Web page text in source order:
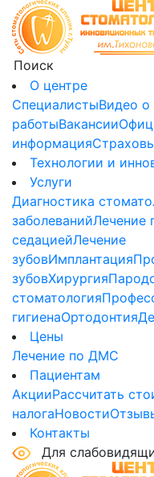
О центре
СпециалистыВидео о
работыВакансии
информация
Технологии и
Услуги
Диагностика
заболеванийЛечение
седациейЛечение
зубовИмплантация
зубовХирургия
стоматология
гигиенаОртодонтия
Цены
Лечение по ДМС
Пациентам
АкцииРассчитать
налогаНовости
Контакты
Для